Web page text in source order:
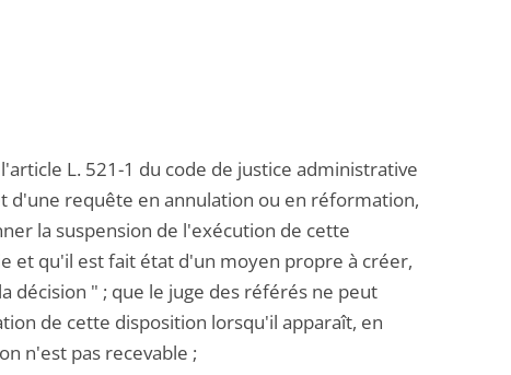
L. 521-1 du code de justice administrative
d'une requête en annulation ou en réformation,
la suspension de l'exécution de cette
et qu'il est fait état d'un moyen propre à créer,
décision " ; que le juge des référés ne peut
de cette disposition lorsqu'il apparaît, en
n'est pas recevable ;